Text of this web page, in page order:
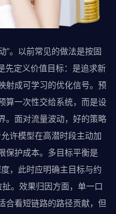
”。以前常见的做法是按固
先定义价值目标：是追求新
射成可学习的优化信号。预
算一次性交给系统，而是设
。面对流量波动，好的策略
许模型在高潜时段主动加
保护成本。多目标平衡是
，此时应明确主目标与约
。效果归因方面，单一口
合看短链路的路径贡献，但